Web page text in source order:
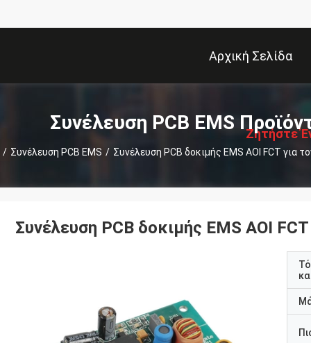
Αρχική Σελίδα
述
Ζητήστε
Συνέλευση PCB EMS
/ Συνέλευση PCB EMS / Συνέλευση PCB δοκιμής EMS AOI FCT για
Συνέλευση PCB δοκιμής EMS AOI